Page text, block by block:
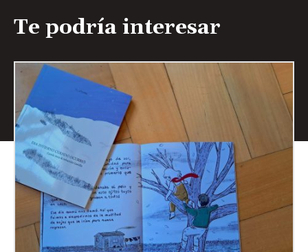
Te podría interesar